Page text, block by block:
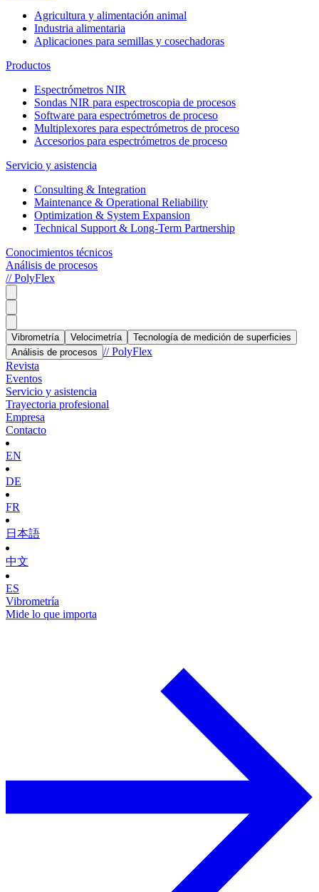
Agricultura y alimentación animal
Industria alimentaria
Aplicaciones para semillas y cosechadoras
Productos
Espectrómetros NIR
Sondas NIR para espectroscopia de procesos
Software para espectrómetros de proceso
Multiplexores para espectrómetros de proceso
Accesorios para espectrómetros de proceso
Servicio y asistencia
Consulting & Integration
Maintenance & Operational Reliability
Optimization & System Expansion
Technical Support & Long-Term Partnership
Conocimientos técnicos
Análisis de procesos
// PolyFlex
Vibrometría Velocimetría
Tecnología de medición de superficies
Análisis de procesos // PolyFlex
Revista
Eventos
Servicio y asistencia
Trayectoria profesional
Empresa
Contacto
EN
DE
FR
日本語
中文
ES
Vibrometría
Mide lo que importa